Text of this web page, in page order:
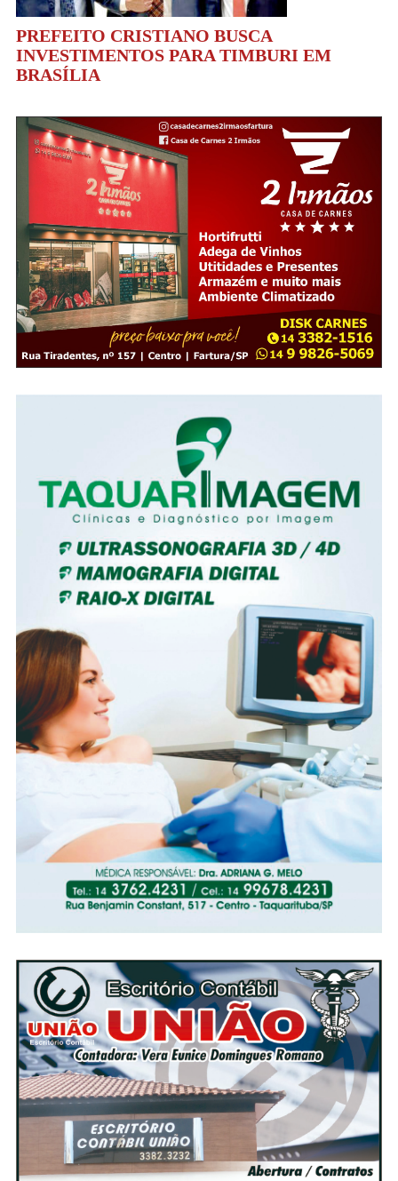
PREFEITO CRISTIANO BUSCA
INVESTIMENTOS PARA TIMBURI EM
BRASÍLIA